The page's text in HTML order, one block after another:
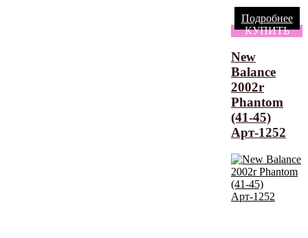
Подробнее
КУПИТЬ
New
Balance
2002r
Phantom
(41-45)
Арт-1252